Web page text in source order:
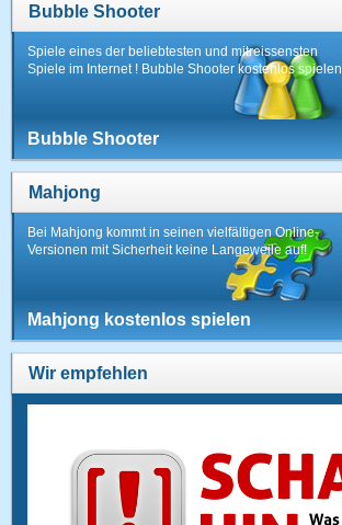
Bubble Shooter
Spiele eines der beliebtesten und mitreissensten
Spiele im Internet ! Bubble Shooter kostenlos spielen.
Bubble Shooter
Mahjong
Bei Mahjong kommt in seinen vielfältigen Online-
Versionen mit Sicherheit keine Langeweile auf!
Mahjong kostenlos spielen
Wir empfehlen